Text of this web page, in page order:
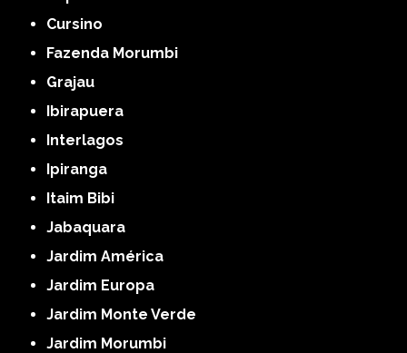
Cursino
Fazenda Morumbi
Grajau
Ibirapuera
Interlagos
Ipiranga
Itaim Bibi
Jabaquara
Jardim América
Jardim Europa
Jardim Monte Verde
Jardim Morumbi